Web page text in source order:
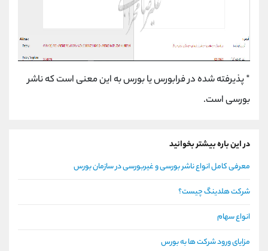
* پذیرفته شده در فرابورس یا بورس به این معنی است که ناشر
بورسی است.
در این باره بیشتر بخوانید
معرفی کامل انواع ناشر بورسی و غیربورسی در سازمان بورس
شرکت هلدینگ چیست؟
انواع سهام
مزایای ورود شرکت ها به بورس